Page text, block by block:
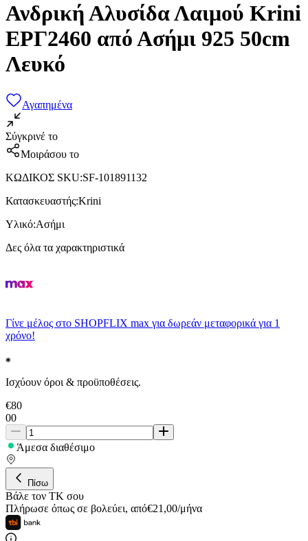
Ανδρική Αλυσίδα Λαιμού Krini
ΕΡΓ2460 από Ασήμι 925 50cm
Λευκό
Αγαπημένα
Σύγκρινέ το
Μοιράσου το
ΚΩΔΙΚΟΣ SKU:SF-101891132
Κατασκευαστής:Krini
Υλικό:Ασήμι
Δες όλα τα χαρακτηριστικά
Γίνε μέλος στο SHOPFLIX max για δωρεάν μεταφορικά για 1
χρόνο!
Ισχύουν όροι & προϋποθέσεις.
€80
00
Άμεσα διαθέσιμο
Πίσω
Βάλε τον ΤΚ σου
Πλήρωσε όπως σε βολεύει, από€21,00/μήνα